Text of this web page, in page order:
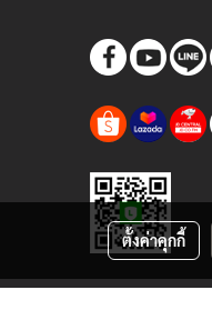
ตั้งค่าคุกกี้